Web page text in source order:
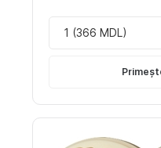
1 (366 MDL)